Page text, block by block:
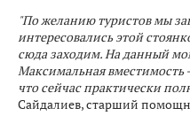
"По желанию туристов мы
интересовались этой
сюда заходим. На данный
Максимальная вместимость
что сейчас практически
Сайдалиев, старший